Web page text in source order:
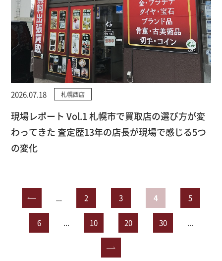
2026.07.18 札幌西店
現場レポート Vol.1 札幌市で買取店の選び方が変
わってきた 査定歴13年の店長が現場で感じる5つ
の変化
« ... 2 3 4 5
6 ... 10 20 30 ...
»